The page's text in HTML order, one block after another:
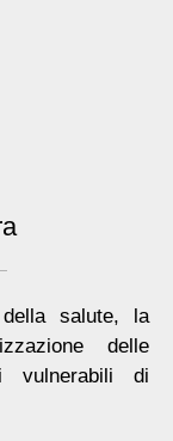
salute, la
delle
vulnerabili di